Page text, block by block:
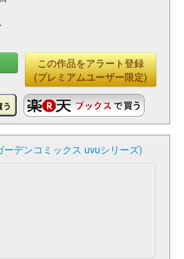
この作品をアラート登録
(プレミアムユーザー限定)
デンコミックス uvuシリーズ)